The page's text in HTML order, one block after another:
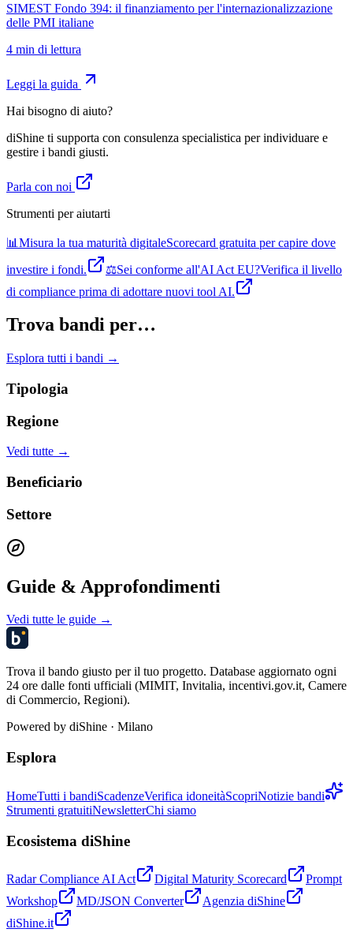
SIMEST Fondo 394: il finanziamento per l'internazionalizzazione
delle PMI italiane
4 min di lettura
Leggi la guida
Hai bisogno di aiuto?
diShine ti supporta con consulenza specialistica per individuare e
gestire i bandi giusti.
Parla con noi
Strumenti per aiutarti
📊 Misura la tua maturità digitaleScorecard gratuita per capire dove
investire i fondi.
⚖️Sei conforme all'AI Act EU?Verifica il livello
di compliance prima di adottare nuovi tool AI.
Trova bandi per…
Esplora tutti i bandi →
Tipologia
Regione
Vedi tutte →
Beneficiario
Settore
Guide & Approfondimenti
Vedi tutte le guide →
Trova il bando giusto per il tuo progetto. Database aggiornato ogni
24 ore dalle fonti ufficiali (MIMIT, Invitalia, incentivi.gov.it, Camere
di Commercio, Regioni).
Powered by diShine · Milano
Esplora
HomeTutti i bandiScadenzeVerifica idoneitàScopriNotizie bandi
Strumenti gratuitiNewsletterChi siamo
Ecosistema diShine
Radar Compliance AI Act Digital Maturity Scorecard
Prompt
Workshop
MD/JSON Converter
Agenzia diShine
diShine.it